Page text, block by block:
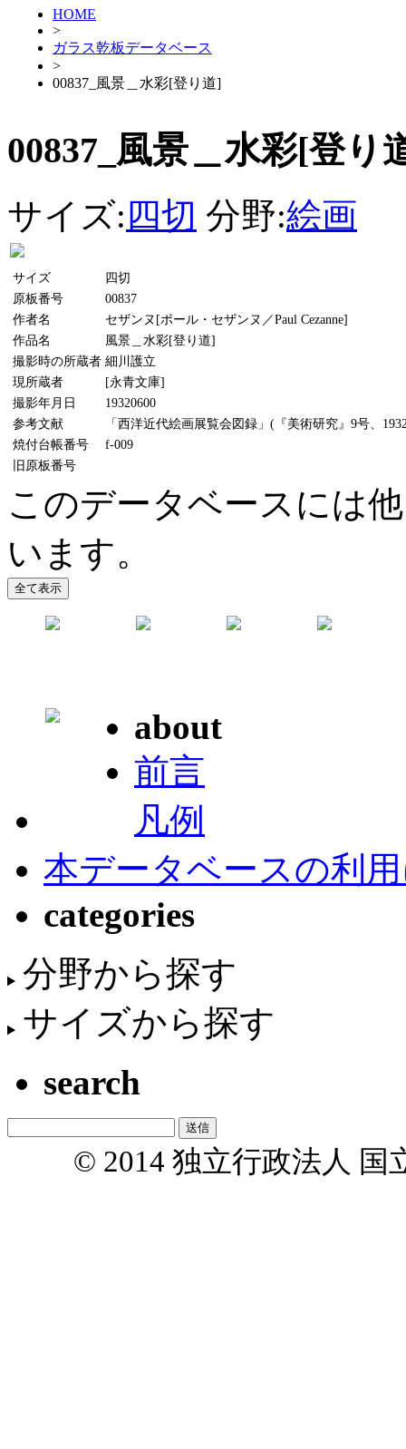
HOME
>
ガラス乾板データベース
>
00837_風景＿水彩[登り道]
00837_風景＿水彩[登り
サイズ: 四切 分野:絵画
サイズ
四切
原板番号
00837
作者名
セザンヌ[ポール・セザンヌ／Paul Cezanne]
作品名
風景＿水彩[登り道]
撮影時の所蔵者 細川護立
現所蔵者
[永青文庫]
撮影年月日
19320600
参考文献
「西洋近代絵画展覧会図録」(『美術研究』9号、
焼付台帳番号
f-009
旧原板番号
このデータベースには
います。
about
前言
凡例
本データベースの利
categories
分野から探す
サイズから探す
search
© 2014 独立行政法人 国